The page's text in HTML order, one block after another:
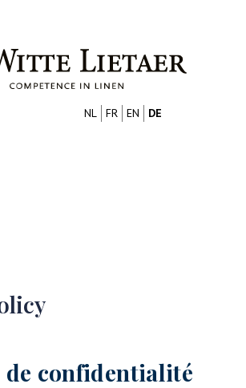
NL FR EN DE
confidentialité